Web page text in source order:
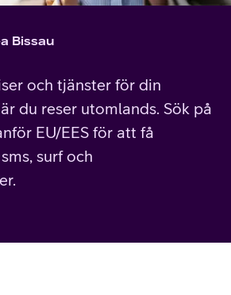
Bissau
och tjänster för din
du reser utomlands. Sök på
EU/EES för att få
surf och